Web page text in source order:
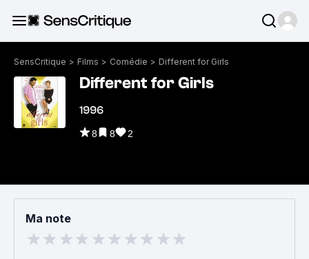
SensCritique > Films > Comédie > Different for Girls
Different for Girls
1996
8 8 2
Ma note